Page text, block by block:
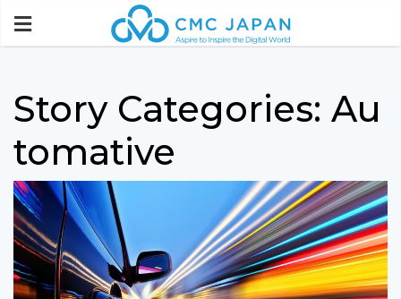
Story Categories: Au
tomative